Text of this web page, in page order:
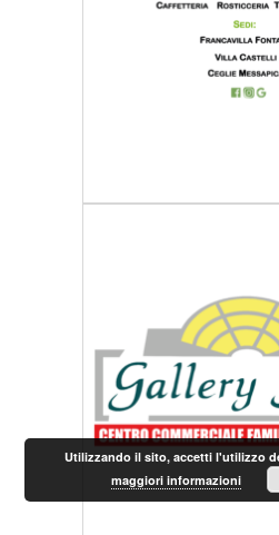
Utilizzando il sito, accetti l'utilizzo
maggiori informazioni